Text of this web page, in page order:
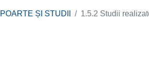
ȘI STUDII 1.5.2 Studii